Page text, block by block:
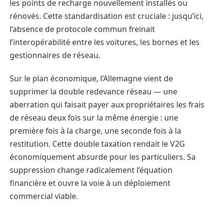
les points de recharge nouvellement installés ou
rénovés. Cette standardisation est cruciale : jusqu’ici,
l’absence de protocole commun freinait
l’interopérabilité entre les voitures, les bornes et les
gestionnaires de réseau.
Sur le plan économique, l’Allemagne vient de
supprimer la double redevance réseau — une
aberration qui faisait payer aux propriétaires les frais
de réseau deux fois sur la même énergie : une
première fois à la charge, une seconde fois à la
restitution. Cette double taxation rendait le V2G
économiquement absurde pour les particuliers. Sa
suppression change radicalement l’équation
financière et ouvre la voie à un déploiement
commercial viable.